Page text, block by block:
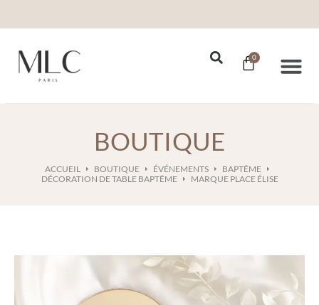
0
BOUTIQUE
ACCUEIL BOUTIQUE ÉVÉNEMENTS
BAPTÊME
DÉCORATION DE TABLE BAPTÊME
MARQUE PLACE ÉLISE